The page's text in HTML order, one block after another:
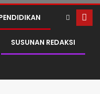
SUSUNAN REDAKSI